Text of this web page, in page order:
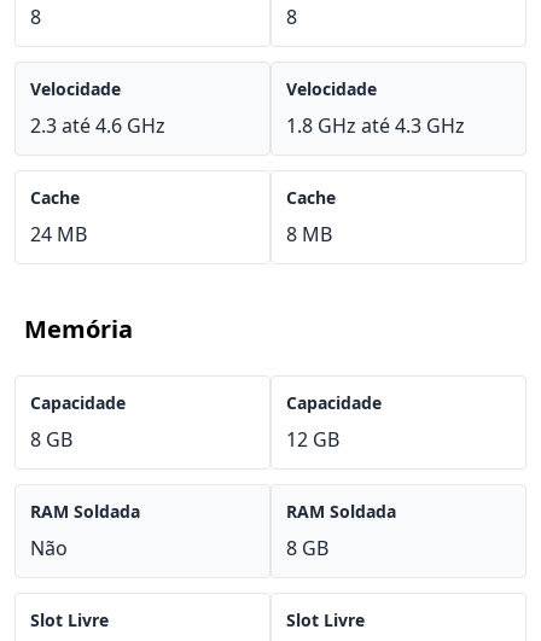
8
Velocidade
2.3 até 4.6 GHz
Cache
24 MB
8
Velocidade
1.8 GHz até 4.3 GHz
Cache
8 MB
Memória
Capacidade
8 GB
RAM Soldada
Não
Slot Livre
Capacidade
12 GB
RAM Soldada
8 GB
Slot Livre